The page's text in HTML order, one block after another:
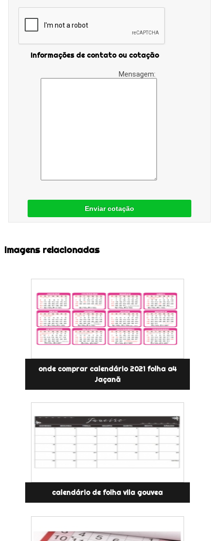
Informações de contato ou cotação
Mensagem:
Enviar cotação
Imagens relacionadas
onde comprar calendário 2021 folha a4
Jaçanã
calendário de folha vila gouvea